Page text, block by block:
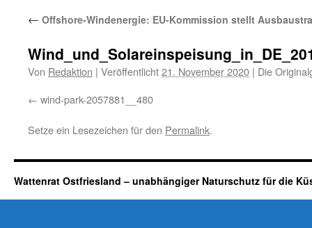
← Offshore-Windenergie: EU-Kommission stellt
Von Redaktion | Veröffentlicht21. November 2020 | Die
wind-park-2057881__480
Setze ein Lesezeichen für den Permalink.
Wattenrat Ostfriesland – unabhängiger Naturschutz für die